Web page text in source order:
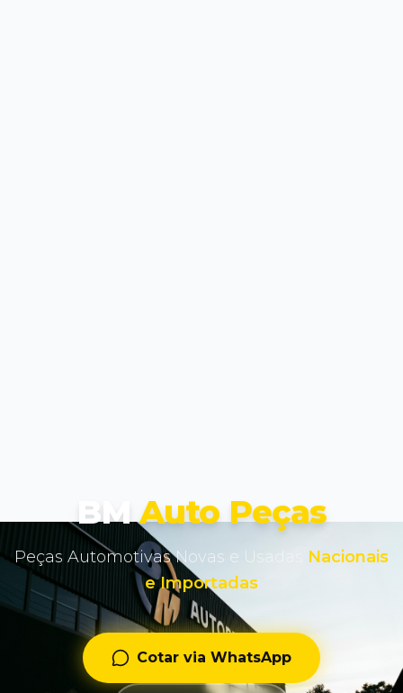
BM Auto Peças
Peças Automotivas Novas e Usadas Nacionais
e Importadas
Cotar via WhatsApp